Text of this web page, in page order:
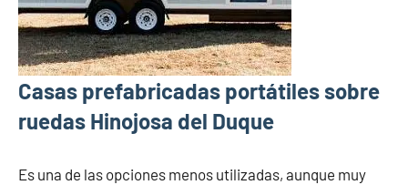
Casas prefabricadas portátiles sobre
ruedas Hinojosa del Duque
Es una de las opciones menos utilizadas, aunque muy